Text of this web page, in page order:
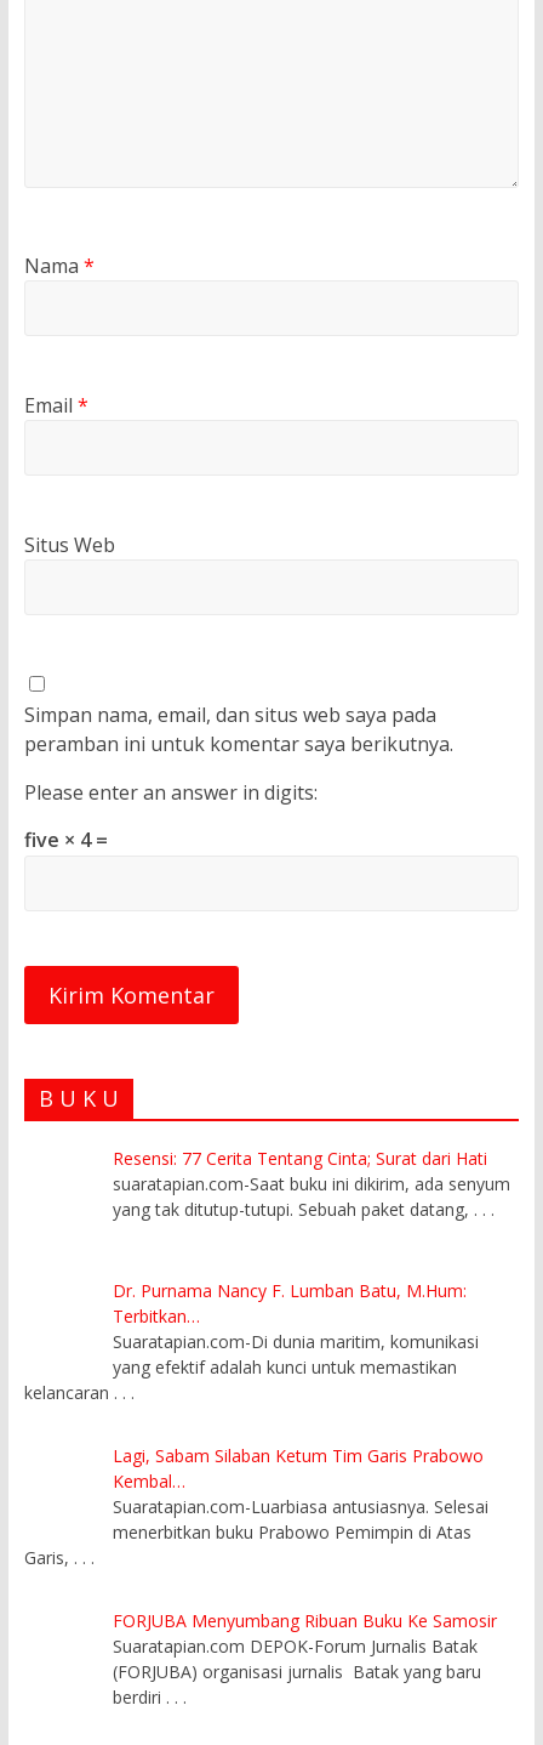
Nama *
Email *
Situs Web
Simpan nama, email, dan situs web saya pada
peramban ini untuk komentar saya berikutnya.
Please enter an answer in digits:
five × 4 =
B U K U
Resensi: 77 Cerita Tentang Cinta; Surat dari Hati
suaratapian.com-Saat buku ini dikirim, ada senyum
yang tak ditutup-tutupi. Sebuah paket datang, . . .
Dr. Purnama Nancy F. Lumban Batu, M.Hum:
Terbitkan…
Suaratapian.com-Di dunia maritim, komunikasi
yang efektif adalah kunci untuk memastikan
kelancaran . . .
Lagi, Sabam Silaban Ketum Tim Garis Prabowo
Kembal…
Suaratapian.com-Luarbiasa antusiasnya. Selesai
menerbitkan buku Prabowo Pemimpin di Atas
Garis, . . .
FORJUBA Menyumbang Ribuan Buku Ke Samosir
Suaratapian.com DEPOK-Forum Jurnalis Batak
(FORJUBA) organisasi jurnalis Batak yang baru
berdiri . . .